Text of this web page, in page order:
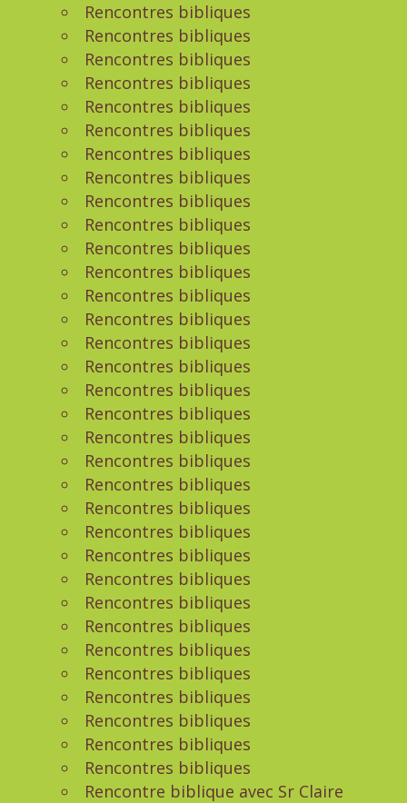
Rencontres bibliques
Rencontres bibliques
Rencontres bibliques
Rencontres bibliques
Rencontres bibliques
Rencontres bibliques
Rencontres bibliques
Rencontres bibliques
Rencontres bibliques
Rencontres bibliques
Rencontres bibliques
Rencontres bibliques
Rencontres bibliques
Rencontres bibliques
Rencontres bibliques
Rencontres bibliques
Rencontres bibliques
Rencontres bibliques
Rencontres bibliques
Rencontres bibliques
Rencontres bibliques
Rencontres bibliques
Rencontres bibliques
Rencontres bibliques
Rencontres bibliques
Rencontres bibliques
Rencontres bibliques
Rencontres bibliques
Rencontres bibliques
Rencontres bibliques
Rencontres bibliques
Rencontres bibliques
Rencontres bibliques
Rencontre biblique avec Sr Claire